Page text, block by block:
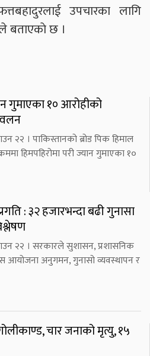
उपचारका लागि
बताएकाे छ ।
गुमाएका १० आरोहीको
२२ । पाकिस्तानको ब्रोड पिक हिमाल
हिमपहिरोमा परी ज्यान गुमाएका १०
: ३२ हजारभन्दा बढी गुनासा
२२ । सरकारले सुशासन, प्रशासनिक
आयोजना अनुगमन, गुनासो व्यवस्थापन र
चार जनाको मृत्यु, १५